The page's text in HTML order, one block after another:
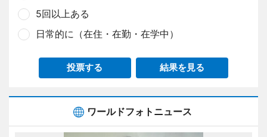
5回以上ある
日常的に（在住・在勤・在学中）
投票する 結果を見る
ワールドフォトニュース